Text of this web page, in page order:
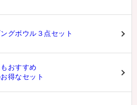
グボウル３点セット
おすすめ
得なセット